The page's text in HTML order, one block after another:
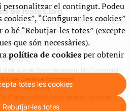
de festes.org
una col·lecció editorial en format paper,
que fins aleshores havien estat
al nostre espai web. [+]
de Reconeixement No Comercial -
de Creative Commons
2026 festes.org
personalitzar el contingut. Podeu
cookies”, “Configurar les cookies”
o bé “Rebutjar-les totes” (excepte
que són necessàries).
política de cookiesper obtenir
totes les cookies
Rebutjar-les totes